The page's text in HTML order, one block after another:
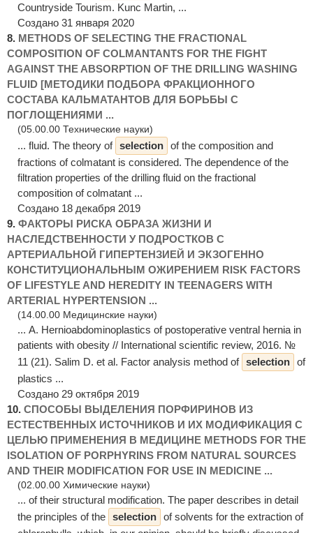
Countryside Tourism. Kunc Martin, ...
Создано 31 января 2020
8. METHODS OF SELECTING THE FRACTIONAL
COMPOSITION OF COLMANTANTS FOR THE FIGHT
AGAINST THE ABSORPTION OF THE DRILLING WASHING
FLUID [МЕТОДИКИ ПОДБОРА ФРАКЦИОННОГО
СОСТАВА КАЛЬМАТАНТОВ ДЛЯ БОРЬБЫ С
ПОГЛОЩЕНИЯМИ ...
(05.00.00 Технические науки)
... fluid. The theory of selection of the composition and
fractions of colmatant is considered. The dependence of the
filtration properties of the drilling fluid on the fractional
composition of colmatant ...
Создано 18 декабря 2019
9. ФАКТОРЫ РИСКА ОБРАЗА ЖИЗНИ И
НАСЛЕДСТВЕННОСТИ У ПОДРОСТКОВ С
АРТЕРИАЛЬНОЙ ГИПЕРТЕНЗИЕЙ И ЭКЗОГЕННО
КОНСТИТУЦИОНАЛЬНЫМ ОЖИРЕНИЕМ RISK FACTORS
OF LIFESTYLE AND HEREDITY IN TEENAGERS WITH
ARTERIAL HYPERTENSION ...
(14.00.00 Медицинские науки)
... A. Hernioabdominoplastics of postoperative ventral hernia in
patients with obesity // International scientific review, 2016. №
11 (21). Salim D. et al. Factor analysis method of selection of
plastics ...
Создано 29 октября 2019
10. СПОСОБЫ ВЫДЕЛЕНИЯ ПОРФИРИНОВ ИЗ
ЕСТЕСТВЕННЫХ ИСТОЧНИКОВ И ИХ МОДИФИКАЦИЯ С
ЦЕЛЬЮ ПРИМЕНЕНИЯ В МЕДИЦИНЕ METHODS FOR THE
ISOLATION OF PORPHYRINS FROM NATURAL SOURCES
AND THEIR MODIFICATION FOR USE IN MEDICINE ...
(02.00.00 Химические науки)
... of their structural modification. The paper describes in detail
the principles of the selection of solvents for the extraction of